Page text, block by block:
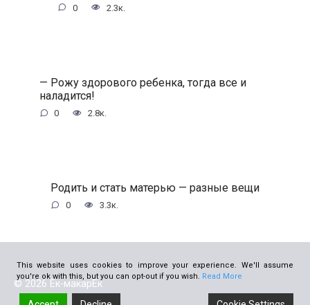
0 2.3к.
— Рожу здорового ребенка, тогда все и
наладится!
0 2.8к.
Родить и стать матерью — разные вещи
0 3.3к.
© 2026 Ёк-макарЁк
This website uses cookies to improve your experience. We'll assume
you're ok with this, but you can opt-out if you wish. Read More